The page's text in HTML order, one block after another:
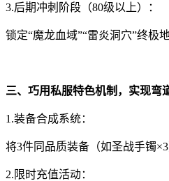
3.后期冲刺阶段（80级以上）：
锁定“魔龙血域”“雷炎洞穴”终极
三、巧用私服特色机制，实现弯
1.装备合成系统：
将3件同品质装备（如圣战手镯
2.限时充值活动：